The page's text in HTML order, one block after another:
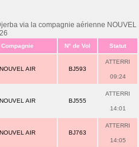
via la compagnie aérienne NOUVEL
Compagnie N° de Vol Statut
NOUVEL AIR BJ593
ATTERRI
09:24
NOUVEL AIR BJ555
ATTERRI
14:01
NOUVEL AIR BJ763
ATTERRI
14:05